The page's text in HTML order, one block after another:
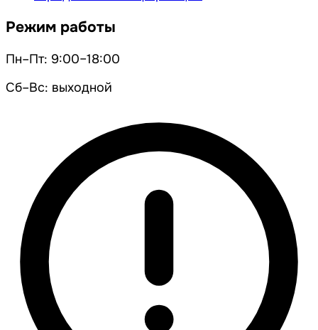
Режим работы
Пн–Пт: 9:00–18:00
Сб–Вс: выходной